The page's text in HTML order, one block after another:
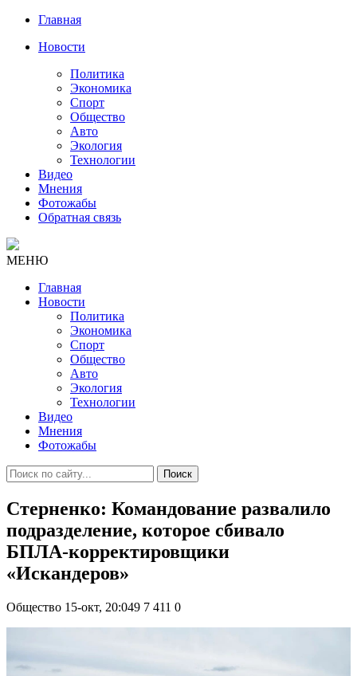
Главная
Новости
Политика
Экономика
Спорт
Общество
Авто
Экология
Технологии
Видео
Мнения
Фотожабы
Обратная связь
МЕНЮ
Главная
Новости
Политика
Экономика
Спорт
Общество
Авто
Экология
Технологии
Видео
Мнения
Фотожабы
Поиск
Стерненко: Командование развалило
подразделение, которое сбивало
БПЛА-корректировщики
«Искандеров»
Общество 15-окт, 20:049 7 411 0